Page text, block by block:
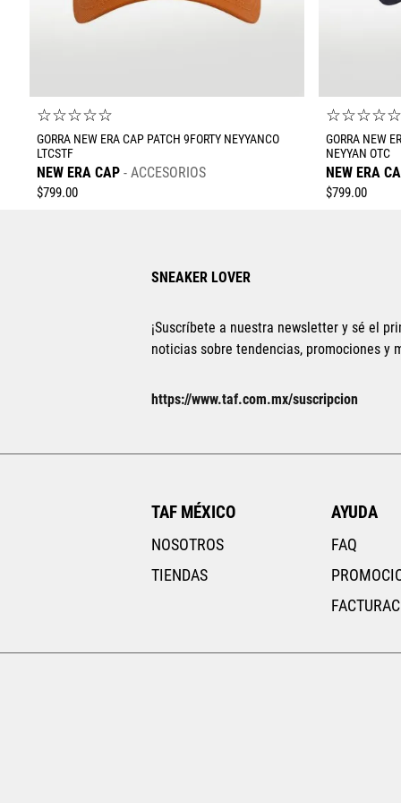
☆☆☆☆☆
GORRA NEW ERA CAP PATCH 9FORTY NEYYANCO
LTCSTF
NEW ERA CAP ACCESORIOS
$799.00
UNI
☆☆☆☆
GORRA NEW
NEYYAN OTC
NEW ERA
$799.00
SNEAKER LOVER
¡Suscríbete a nuestra newsletter y sé el
noticias sobre tendencias, promociones y
https://www.taf.com.mx/suscripcion
TAF MÉXICO
NOSOTROS
TIENDAS
AYUDA
FAQ